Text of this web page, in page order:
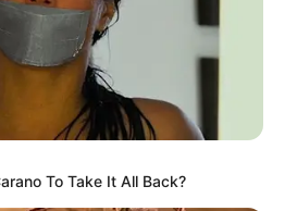
To Take It All Back?